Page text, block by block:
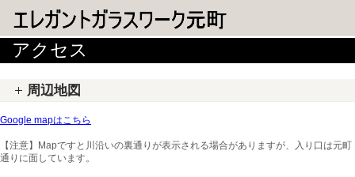
アクセス
周辺地図
Google mapはこちら
【注意】Mapですと川沿いの裏通りが表示される場合がありますが、入り口は元町
通りに面しています。